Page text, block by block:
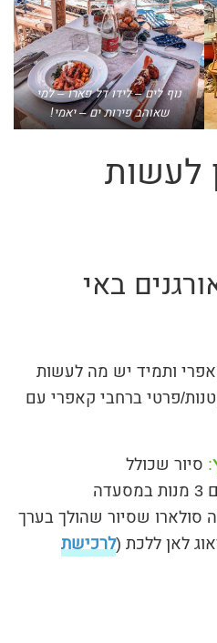
נוף לים – לידו דל פארו – למי
שאוהב פירות ים – יאמי!
לעשות
באי
ותמיד יש מה לעשות
פרטי ברחבי קאפרי עם
: סיור שכולל
הסעות,שייט,ארוחת צהריים 3 מנות במסעדה
סולארו שסיור שהולך בערך
לאן ללכת (לרכישת